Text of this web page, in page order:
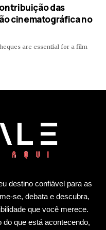
das
cinematográfica no
are essential for a film
destino confiável para as
se, debata e descubra,
que você merece.
que está acontecendo,